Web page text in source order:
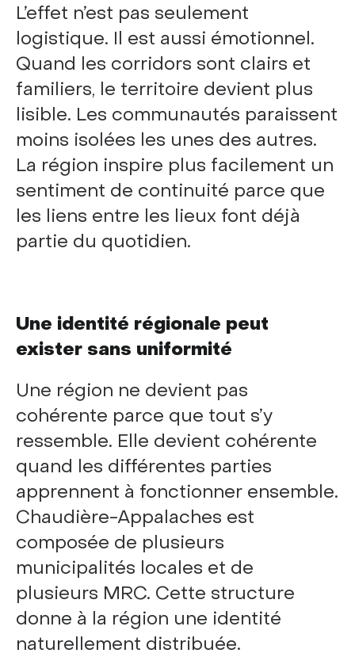
L’effet n’est pas seulement
logistique. Il est aussi émotionnel.
Quand les corridors sont clairs et
familiers, le territoire devient plus
lisible. Les communautés paraissent
moins isolées les unes des autres.
La région inspire plus facilement un
sentiment de continuité parce que
les liens entre les lieux font déjà
partie du quotidien.
Une identité régionale peut
exister sans uniformité
Une région ne devient pas
cohérente parce que tout s’y
ressemble. Elle devient cohérente
quand les différentes parties
apprennent à fonctionner ensemble.
Chaudière-Appalaches est
composée de plusieurs
municipalités locales et de
plusieurs MRC. Cette structure
donne à la région une identité
naturellement distribuée.